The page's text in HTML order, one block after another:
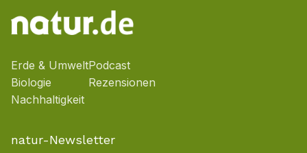
Erde & Umwelt
Biologie
Nachhaltigkeit
Podcast
Rezensionen
natur-Newsletter